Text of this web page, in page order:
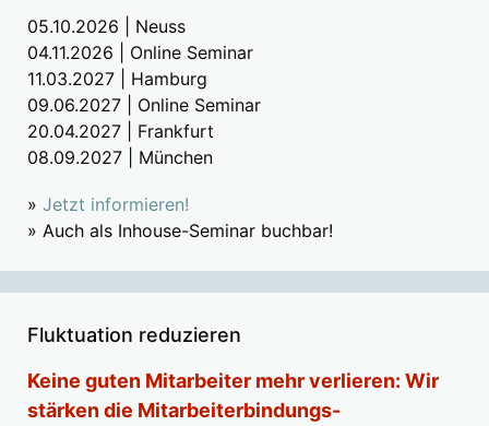
05.10.2026 | Neuss
04.11.2026 | Online Seminar
11.03.2027 | Hamburg
09.06.2027 | Online Seminar
20.04.2027 | Frankfurt
08.09.2027 | München
» Jetzt informieren!
» Auch als Inhouse-Seminar buchbar!
Fluktuation reduzieren
Keine guten Mitarbeiter mehr verlieren: Wir
stärken die Mitarbeiterbindungs-